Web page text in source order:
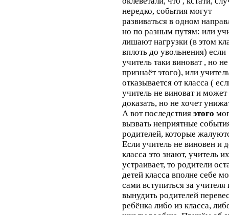
нередко, события могут
развиваться в одном
но по разным путям: или
лишают нагрузки (в этом
вплоть до увольнения) если
учитель таки виноват , но не
признаёт этого), или
отказывается от класса (
учитель не виноват и может
доказать, но не хочет
А вот последствия этого
вызвать неприятные
родителей, которые
Если учитель не виновен и
класса это знают, учитель их
устраивает, то родители
детей класса вполне себе
сами вступиться за учителя
вынудить родителей
ребёнка либо из класса,